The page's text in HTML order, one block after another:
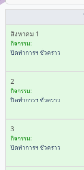
สิงหาคม 1
กิจกรรม:
ปิดทำการฯ ชั่วคราว
2
กิจกรรม:
ปิดทำการฯ ชั่วคราว
3
กิจกรรม:
ปิดทำการฯ ชั่วคราว